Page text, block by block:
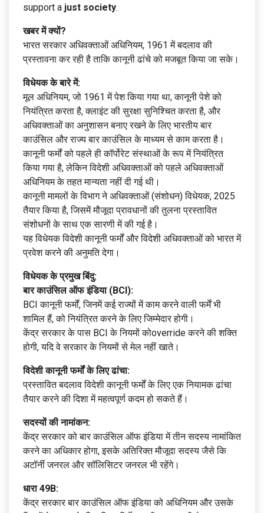
support a just society.
खबर में क्यों?
भारत सरकार अधिवक्ताओं अधिनियम, 1961 में बदलाव की
प्रस्तावना कर रही है ताकि कानूनी ढांचे को मजबूत किया जा सके।
विधेयक के बारे में:
मूल अधिनियम, जो 1961 में पेश किया गया था, कानूनी पेशे को
नियंत्रित करता है, क्लाइंट की सुरक्षा सुनिश्चित करता है, और
अधिवक्ताओं का अनुशासन बनाए रखने के लिए भारतीय बार
काउंसिल और राज्य बार काउंसिल के माध्यम से काम करता है।
कानूनी फर्मों को पहले ही कॉर्पोरेट संस्थाओं के रूप में नियंत्रित
किया गया है, लेकिन विदेशी अधिवक्ताओं को पहले अधिवक्ताओं
अधिनियम के तहत मान्यता नहीं दी गई थी।
कानूनी मामलों के विभाग ने अधिवक्ताओं (संशोधन) विधेयक, 2025
तैयार किया है, जिसमें मौजूदा प्रावधानों की तुलना प्रस्तावित
संशोधनों के साथ एक सारणी में की गई है।
यह विधेयक विदेशी कानूनी फर्मों और विदेशी अधिवक्ताओं को भारत में
प्रवेश करने की अनुमति देगा।
विधेयक के प्रमुख बिंदु:
बार काउंसिल ऑफ इंडिया (BCI):
BCI कानूनी फर्मों, जिनमें कई राज्यों में काम करने वाली फर्में भी
शामिल हैं, को नियंत्रित करने के लिए जिम्मेदार होगी।
केंद्र सरकार के पास BCI के नियमों कोoverride करने की शक्ति
होगी, यदि वे सरकार के नियमों से मेल नहीं खाते।
विदेशी कानूनी फर्मों के लिए ढांचा:
प्रस्तावित बदलाव विदेशी कानूनी फर्मों के लिए एक नियामक ढांचा
तैयार करने की दिशा में महत्वपूर्ण कदम हो सकते हैं।
सदस्यों की नामांकन:
केंद्र सरकार को बार काउंसिल ऑफ इंडिया में तीन सदस्य नामांकित
करने का अधिकार होगा, इसके अतिरिक्त मौजूदा सदस्य जैसे कि
अटॉर्नी जनरल और सॉलिसिटर जनरल भी रहेंगे।
धारा 49B:
केंद्र सरकार बार काउंसिल ऑफ इंडिया को अधिनियम और उसके